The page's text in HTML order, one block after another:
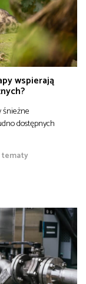
wspierają
śnieżne
dostępnych
tematy